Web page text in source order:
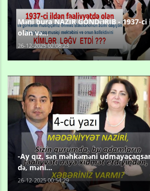
Məni bura NAZİR GÖNDƏRİB - 1937-
olan və...
26-12-2025 02:08:23
-Ay qız, sən məhkəməni
də, məni...
26-12-2025 00:54:29